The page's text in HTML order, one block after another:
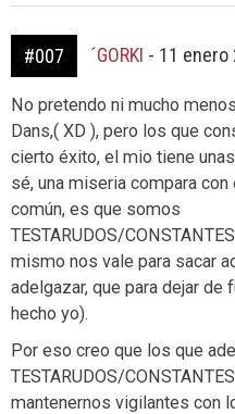
#007 ´GORKI - 11 enero
No pretendo ni mucho
Dans,( XD ), pero los que
cierto éxito, el mio tiene
sé, una miseria compara
común, es que somos
TESTARUDOS/
mismo nos vale para sacar
adelgazar, que para dejar de
hecho yo).
Por eso creo que los que
TESTARUDOS/
mantenernos vigilantes con